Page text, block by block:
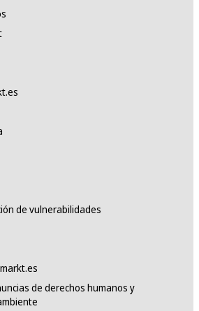
de vulnerabilidades
de derechos humanos y